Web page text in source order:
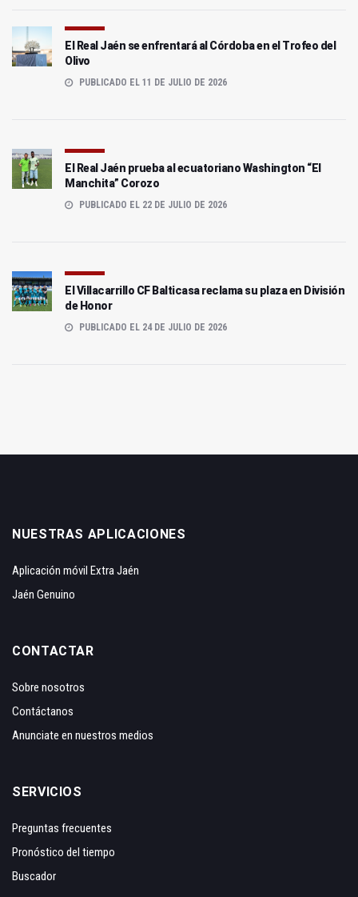
El Real Jaén se enfrentará al Córdoba en el Trofeo del
Olivo
PUBLICADO EL 11 DE JULIO DE 2026
El Real Jaén prueba al ecuatoriano Washington “El
Manchita” Corozo
PUBLICADO EL 22 DE JULIO DE 2026
El Villacarrillo CF Balticasa reclama su plaza en División
de Honor
PUBLICADO EL 24 DE JULIO DE 2026
NUESTRAS APLICACIONES
Aplicación móvil Extra Jaén
Jaén Genuino
CONTACTAR
Sobre nosotros
Contáctanos
Anunciate en nuestros medios
SERVICIOS
Preguntas frecuentes
Pronóstico del tiempo
Buscador